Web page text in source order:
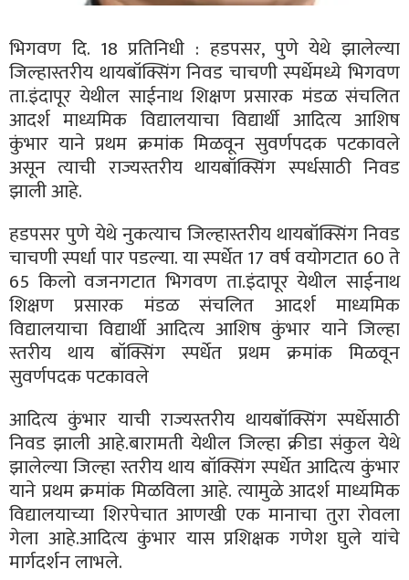
भिगवण दि. 18 प्रतिनिधी : हडपसर, पुणे येथे झालेल्या
जिल्हास्तरीय थायबॉक्सिंग निवड चाचणी स्पर्धेमध्ये भिगवण
ता.इंदापूर येथील साईनाथ शिक्षण प्रसारक मंडळ संचलित
आदर्श माध्यमिक विद्यालयाचा विद्यार्थी आदित्य आशिष
कुंभार याने प्रथम क्रमांक मिळवून सुवर्णपदक पटकावले
असून त्याची राज्यस्तरीय थायबॉक्सिंग स्पर्धसाठी निवड
झाली आहे.
हडपसर पुणे येथे नुकत्याच जिल्हास्तरीय थायबॉक्सिंग निवड
चाचणी स्पर्धा पार पडल्या. या स्पर्धेत 17 वर्ष वयोगटात 60 ते
65 किलो वजनगटात भिगवण ता.इंदापूर येथील साईनाथ
शिक्षण प्रसारक मंडळ संचलित आदर्श माध्यमिक
विद्यालयाचा विद्यार्थी आदित्य आशिष कुंभार याने जिल्हा
स्तरीय थाय बॉक्सिंग स्पर्धेत प्रथम क्रमांक मिळवून
सुवर्णपदक पटकावले
आदित्य कुंभार याची राज्यस्तरीय थायबॉक्सिंग स्पर्धेसाठी
निवड झाली आहे.बारामती येथील जिल्हा क्रीडा संकुल येथे
झालेल्या जिल्हा स्तरीय थाय बॉक्सिंग स्पर्धेत आदित्य कुंभार
याने प्रथम क्रमांक मिळविला आहे. त्यामुळे आदर्श माध्यमिक
विद्यालयाच्या शिरपेचात आणखी एक मानाचा तुरा रोवला
गेला आहे.आदित्य कुंभार यास प्रशिक्षक गणेश घुले यांचे
मार्गदर्शन लाभले.